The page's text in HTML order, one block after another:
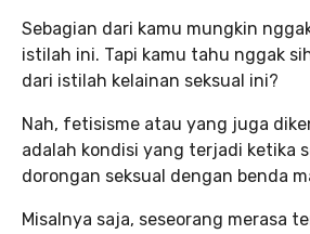
Sebagian dari kamu mungkin
istilah ini. Tapi kamu tahu nggak
dari istilah kelainan seksual ini?
Nah, fetisisme atau yang juga
adalah kondisi yang terjadi ketika
dorongan seksual dengan benda
Misalnya saja, seseorang merasa